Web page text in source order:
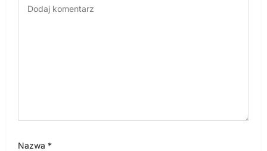
Nazwa *